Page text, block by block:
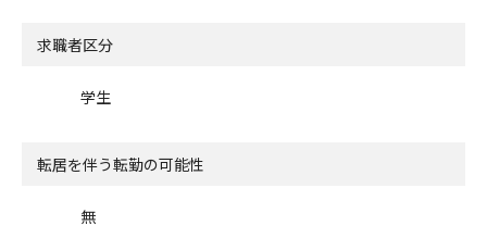
求職者区分
学生
転居を伴う転勤の可能性
無